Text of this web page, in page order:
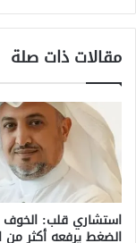
إفريقيا
مقالات ذات صلة
استشاري قلب:
الضغط يرفعه أكثر من